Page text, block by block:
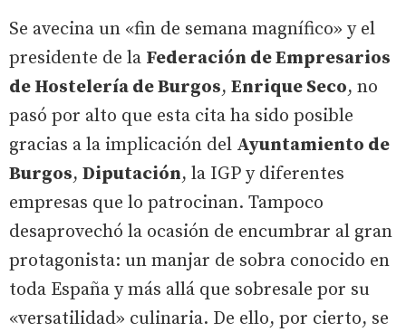
Se avecina un «fin de semana magnífico» y el
presidente de la Federación de Empresarios
de Hostelería de Burgos, Enrique Seco, no
pasó por alto que esta cita ha sido posible
gracias a la implicación del Ayuntamiento de
Burgos, Diputación, la IGP y diferentes
empresas que lo patrocinan. Tampoco
desaprovechó la ocasión de encumbrar al gran
protagonista: un manjar de sobra conocido en
toda España y más allá que sobresale por su
«versatilidad» culinaria. De ello, por cierto, se